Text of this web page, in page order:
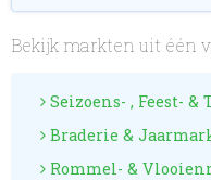
Bekijk markten uit één
Seizoens- , Feest-
Braderie &
Rommel- &